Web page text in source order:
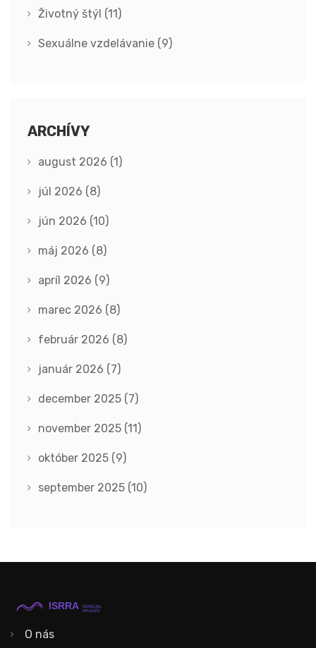
Životný štýl (11)
Sexuálne vzdelávanie (9)
ARCHÍVY
august 2026 (1)
júl 2026 (8)
jún 2026 (10)
máj 2026 (8)
apríl 2026 (9)
marec 2026 (8)
február 2026 (8)
január 2026 (7)
december 2025 (7)
november 2025 (11)
október 2025 (9)
september 2025 (10)
O nás